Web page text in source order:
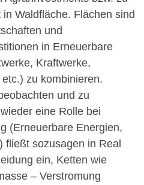
Waldfläche. Flächen sind
und
in Erneuerbare
Kraftwerke,
zu kombinieren.
und zu
eine Rolle bei
(Erneuerbare Energien,
fließt sozusagen in Real
ein, Ketten wie
– Verstromung